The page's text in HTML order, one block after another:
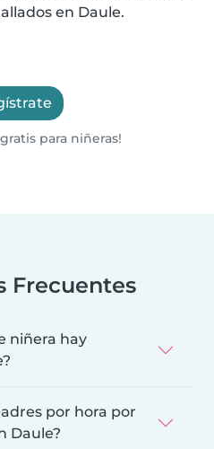
en Daule.
para niñeras!
Frecuentes
niñera hay
por hora por
Daule?